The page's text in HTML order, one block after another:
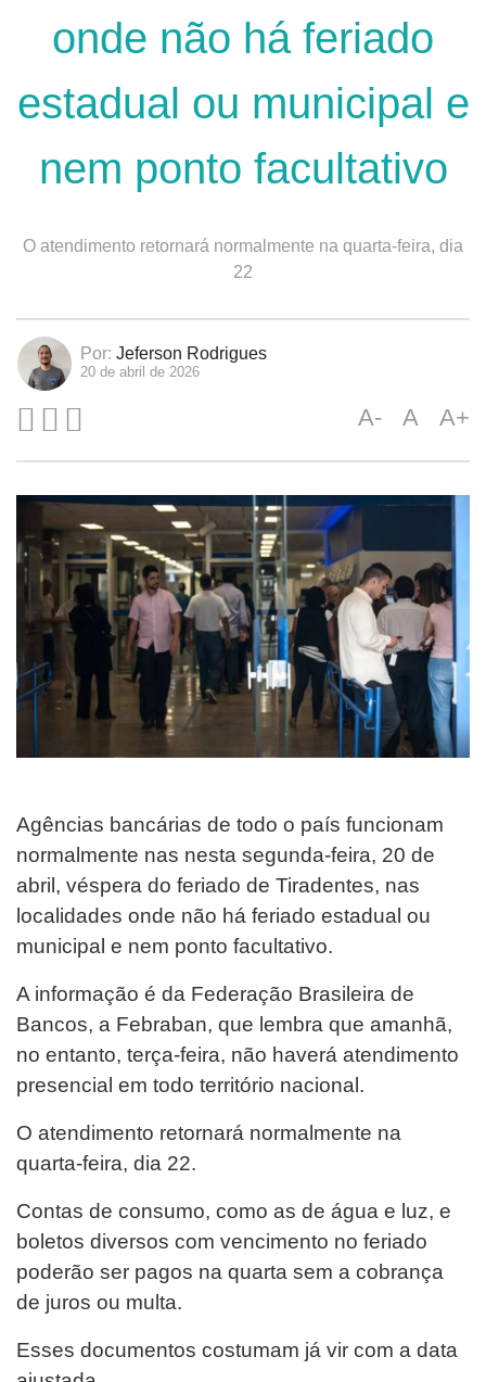
onde não há feriado
estadual ou municipal e
nem ponto facultativo
O atendimento retornará normalmente na quarta-feira, dia
22
Por: Jeferson Rodrigues
20 de abril de 2026
A- A A+
Agências bancárias de todo o país funcionam
normalmente nas nesta segunda-feira, 20 de
abril, véspera do feriado de Tiradentes, nas
localidades onde não há feriado estadual ou
municipal e nem ponto facultativo.
A informação é da Federação Brasileira de
Bancos, a Febraban, que lembra que amanhã,
no entanto, terça-feira, não haverá atendimento
presencial em todo território nacional.
O atendimento retornará normalmente na
quarta-feira, dia 22.
Contas de consumo, como as de água e luz, e
boletos diversos com vencimento no feriado
poderão ser pagos na quarta sem a cobrança
de juros ou multa.
Esses documentos costumam já vir com a data